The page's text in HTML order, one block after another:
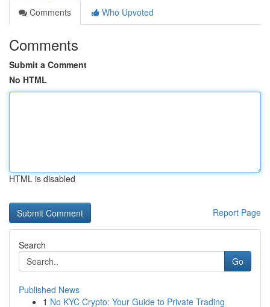
Comments
Who Upvoted
Comments
Submit a Comment
No HTML
HTML is disabled
Report Page
Search
Go
Published News
1 No KYC Crypto: Your Guide to Private Trading